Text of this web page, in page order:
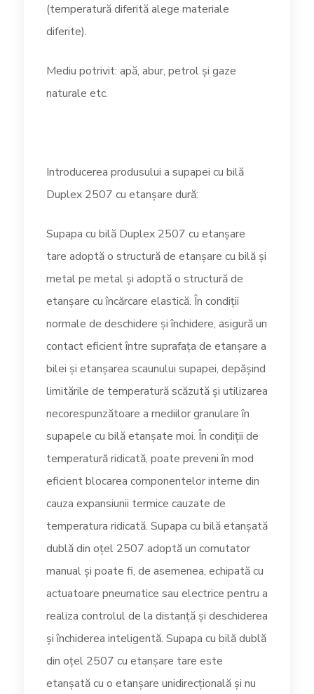
(temperatură diferită alege materiale
diferite).
Mediu potrivit: apă, abur, petrol și gaze
naturale etc.
Introducerea produsului a supapei cu bilă
Duplex 2507 cu etanșare dură:
Supapa cu bilă Duplex 2507 cu etanșare
tare adoptă o structură de etanșare cu bilă și
metal pe metal și adoptă o structură de
etanșare cu încărcare elastică. În condiții
normale de deschidere și închidere, asigură un
contact eficient între suprafața de etanșare a
bilei și etanșarea scaunului supapei, depășind
limitările de temperatură scăzută și utilizarea
necorespunzătoare a mediilor granulare în
supapele cu bilă etanșate moi. În condiții de
temperatură ridicată, poate preveni în mod
eficient blocarea componentelor interne din
cauza expansiunii termice cauzate de
temperatura ridicată. Supapa cu bilă etanșată
dublă din oțel 2507 adoptă un comutator
manual și poate fi, de asemenea, echipată cu
actuatoare pneumatice sau electrice pentru a
realiza controlul de la distanță și deschiderea
și închiderea inteligentă. Supapa cu bilă dublă
din oțel 2507 cu etanșare tare este
etanșată cu o etanșare unidirecțională și nu